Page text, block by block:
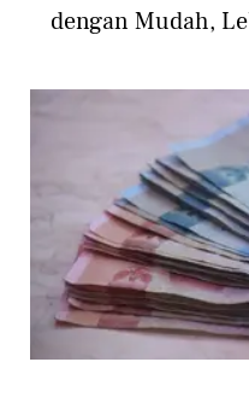
dengan Mudah,